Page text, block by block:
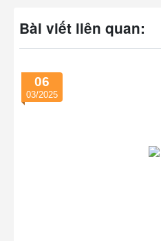
Bài viết liên quan:
06
03/2025